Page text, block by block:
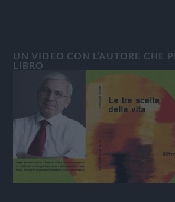
UN VIDEO CON L’AUTORE CHE
LIBRO